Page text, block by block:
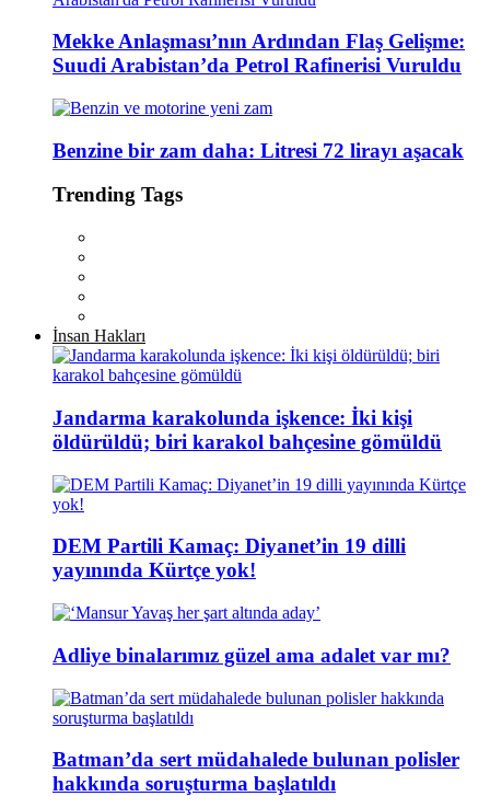
Mekke Anlaşması’nın Ardından Flaş Gelişme:
Suudi Arabistan’da Petrol Rafinerisi Vuruldu
Benzine bir zam daha: Litresi 72 lirayı aşacak
Trending Tags
İnsan Hakları
Jandarma karakolunda işkence: İki kişi
öldürüldü; biri karakol bahçesine gömüldü
DEM Partili Kamaç: Diyanet’in 19 dilli
yayınında Kürtçe yok!
Adliye binalarımız güzel ama adalet var mı?
Batman’da sert müdahalede bulunan polisler
hakkında soruşturma başlatıldı